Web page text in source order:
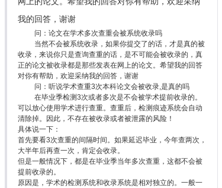
我的回答，谢谢
问：论文在学术多次查重会被系统收录吗
当然不会被系统收录，如果你提交了的话，才是真的被
收录，来说你只是查询查重的话，是不可能会被收录的，真
正的论文被收录都是那些发表在网上的论文。希望我的回答
对你有帮助，欢迎采纳我的回答，谢谢
问：听说学术查重3次本科论文会被收录,是真的吗
在毕业季检测3次或者多次是不会被学术提前收录的。
可以放心使用学术进行查重。查重后，检测痕迹系统会自动
清除掉。因此，不存在被收录或者被泄露的风险！
具体说一下：
首先要看3次查重的间隔时间。如果延迟毕业，今年查两次，
大半年后再查一次，肯定会收录。
但是一般情况下，都是在毕业季当年多次查重，这都不会被
提前收录的。
原因是，学术的检测系统和收录系统是相对独立的。一般一